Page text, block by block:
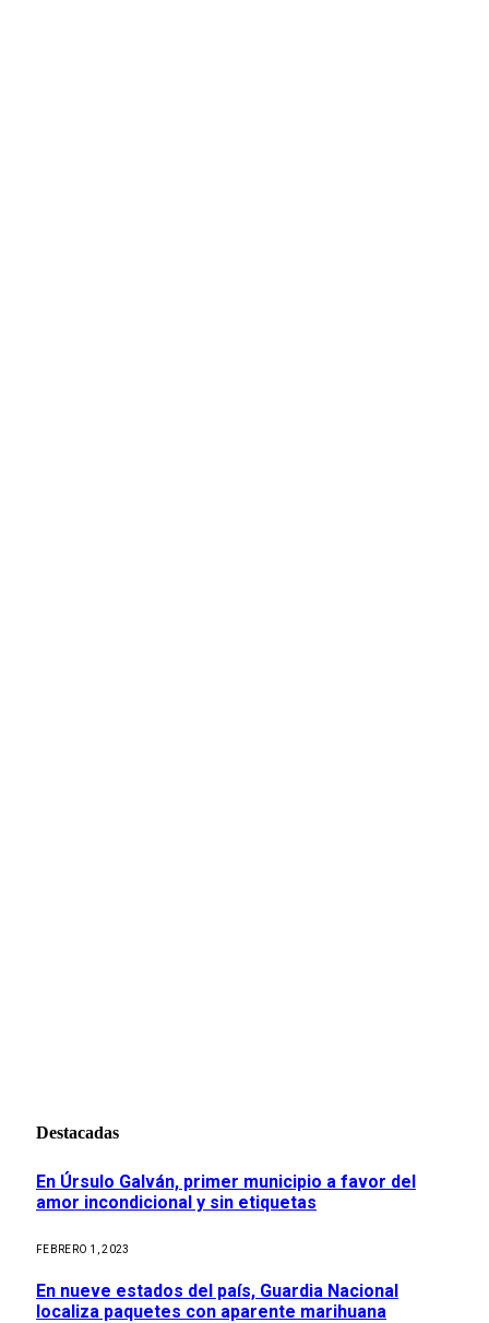
Destacadas
En Úrsulo Galván, primer municipio a favor del
amor incondicional y sin etiquetas
FEBRERO 1, 2023
En nueve estados del país, Guardia Nacional
localiza paquetes con aparente marihuana